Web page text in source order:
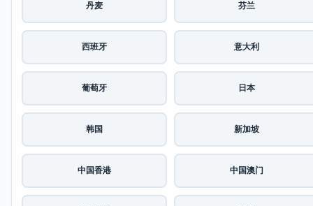
丹麦 芬兰
西班牙 意大利
葡萄牙 日本
韩国 新加坡
中国香港 中国澳门